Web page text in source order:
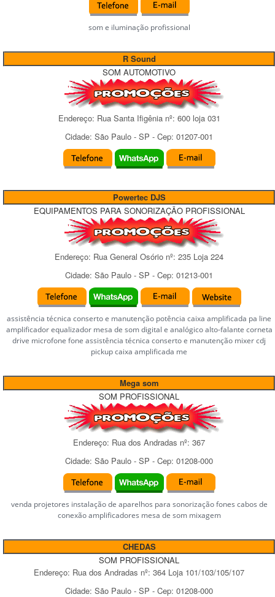
som e iluminação profissional
R Sound
SOM AUTOMOTIVO
Endereço: Rua Santa Ifigênianº: 600 loja 031
Cidade: São Paulo - SP - Cep: 01207-001
Powertec DJS
EQUIPAMENTOS PARA SONORIZAÇÃO PROFISSIONAL
Endereço: Rua General Osório nº: 235 Loja 224
Cidade: São Paulo - SP - Cep: 01213-001
assistência técnica conserto e manutenção potência caixa amplificada pa line
amplificador equalizador mesa de som digital e analógico alto-falante corneta
drive microfone fone assistência técnica conserto e manutenção mixer cdj
pickup caixa amplificada me
Mega som
SOM PROFISSIONAL
Endereço: Rua dos Andradas nº: 367
Cidade: São Paulo - SP - Cep: 01208-000
venda projetores instalação de aparelhos para sonorização fones cabos de
conexão amplificadores mesa de som mixagem
CHEDAS
SOM PROFISSIONAL
Endereço: Rua dos Andradas nº: 364 Loja 101/103/105/107
Cidade: São Paulo - SP - Cep: 01208-000